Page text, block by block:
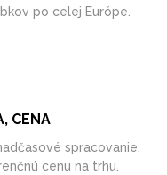
po celej Európe.
CENA
spracovanie,
cenu na trhu.